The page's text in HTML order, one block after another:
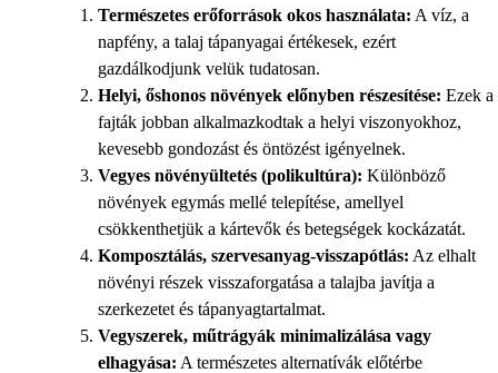
Természetes erőforrások okos használata: A víz, a
napfény, a talaj tápanyagai értékesek, ezért
gazdálkodjunk velük tudatosan.
Helyi, őshonos növények előnyben részesítése: Ezek a
fajták jobban alkalmazkodtak a helyi viszonyokhoz,
kevesebb gondozást és öntözést igényelnek.
Vegyes növényültetés (polikultúra): Különböző
növények egymás mellé telepítése, amellyel
csökkenthetjük a kártevők és betegségek kockázatát.
Komposztálás, szervesanyag-visszapótlás: Az elhalt
növényi részek visszaforgatása a talajba javítja a
szerkezetet és tápanyagtartalmat.
Vegyszerek, műtrágyák minimalizálása vagy
elhagyása: A természetes alternatívák előtérbe